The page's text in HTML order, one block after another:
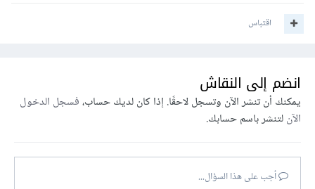
اقتباس
انضم إلى النقاش
يمكنك أن تنشر الآن وتسجل لاحقًا. إذا كان لديك حساب،فسجل الدخول
الآنلتنشر باسم حسابك.
أجب على هذا السؤال...